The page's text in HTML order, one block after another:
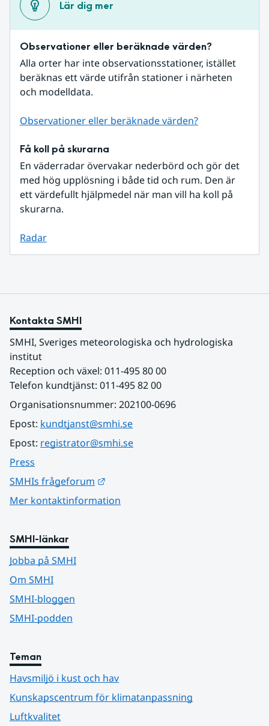
Lär dig mer
Observationer eller beräknade värden?
Alla orter har inte observationsstationer, istället
beräknas ett värde utifrån stationer i närheten
och modelldata.
Observationer eller beräknade värden?
Få koll på skurarna
En väderradar övervakar nederbörd och gör det
med hög upplösning i både tid och rum. Den är
ett värdefullt hjälpmedel när man vill ha koll på
skurarna.
Radar
Kontakta SMHI
SMHI, Sveriges meteorologiska och hydrologiska
institut
Reception och växel: 011-495 80 00
Telefon kundtjänst: 011-495 82 00
Organisationsnummer: 202100-0696
Epost: kundtjanst@smhi.se
Epost: registrator@smhi.se
Press
SMHIs frågeforum
Mer kontaktinformation
SMHI-länkar
Jobba på SMHI
Om SMHI
SMHI-bloggen
SMHI-podden
Teman
Havsmiljö i kust och hav
Kunskapscentrum för klimatanpassning
Luftkvalitet